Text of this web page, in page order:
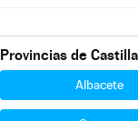
Provincias de
Albacete